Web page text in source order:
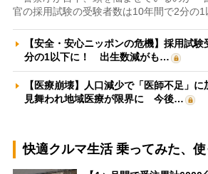
官の採用試験の受験者数は10年間で2分の1
【安全・安心ニッポンの危機】採用試
分の1以下に！ 出生数減がも…
【医療崩壊】人口減少で「医師不足」
見舞われ地域医療が限界に 今後…
快適クルマ生活 乗ってみた、